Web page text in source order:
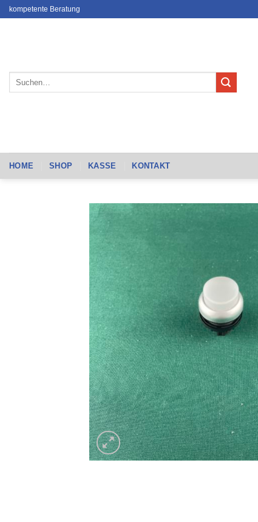
Zumkompetente Beratung
HOME SHOP KASSE KONTAKT